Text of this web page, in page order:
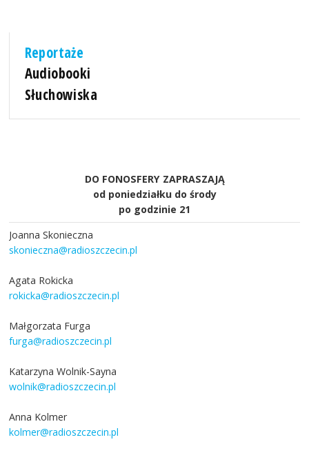
Reportaże
Audiobooki
Słuchowiska
DO FONOSFERY ZAPRASZAJĄ
od poniedziałku do środy
po godzinie 21
Joanna Skonieczna
skonieczna@radioszczecin.pl
Agata Rokicka
rokicka@radioszczecin.pl
Małgorzata Furga
furga@radioszczecin.pl
Katarzyna Wolnik-Sayna
wolnik@radioszczecin.pl
Anna Kolmer
kolmer@radioszczecin.pl